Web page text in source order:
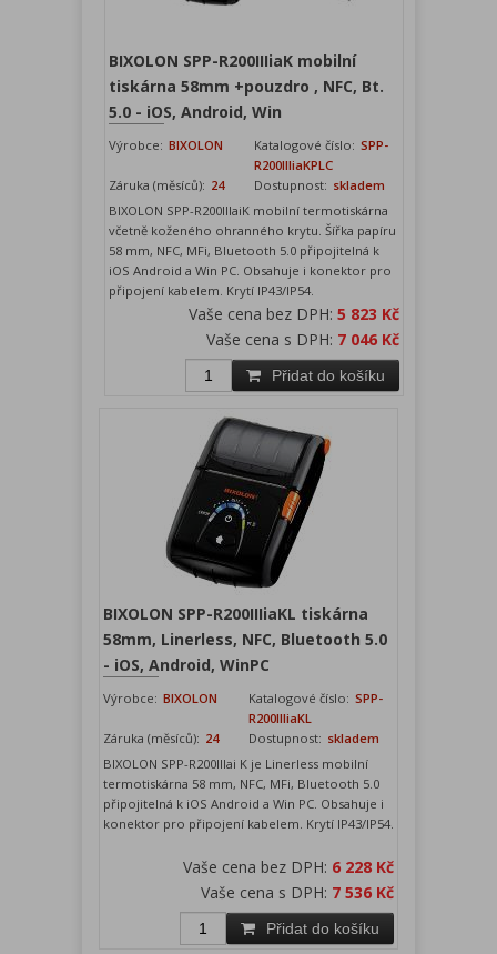
BIXOLON SPP-R200IIIiaK mobilní
tiskárna 58mm +pouzdro , NFC, Bt.
5.0 - iOS, Android, Win
Výrobce: BIXOLON Katalogové číslo: SPP-
R200IIIiaKPLC
Záruka (měsíců): 24 Dostupnost: skladem
BIXOLON SPP-R200IIIaiK mobilní termotiskárna
včetně koženého ohranného krytu. Šířka papíru
58 mm, NFC, MFi, Bluetooth 5.0 připojitelná k
iOS Android a Win PC. Obsahuje i konektor pro
připojení kabelem. Krytí IP43/IP54.
Vaše cena bez DPH:5 823 Kč
Vaše cena s DPH: 7 046 Kč
Přidat do košíku
BIXOLON SPP-R200IIIiaKL tiskárna
58mm, Linerless, NFC, Bluetooth 5.0
- iOS, Android, WinPC
Výrobce: BIXOLON Katalogové číslo: SPP-
R200IIIiaKL
Záruka (měsíců): 24 Dostupnost: skladem
BIXOLON SPP-R200IIIai K je Linerless mobilní
termotiskárna 58 mm, NFC, MFi, Bluetooth 5.0
připojitelná k iOS Android a Win PC. Obsahuje i
konektor pro připojení kabelem. Krytí IP43/IP54.
Vaše cena bez DPH: 6 228 Kč
Vaše cena s DPH: 7 536 Kč
Přidat do košíku